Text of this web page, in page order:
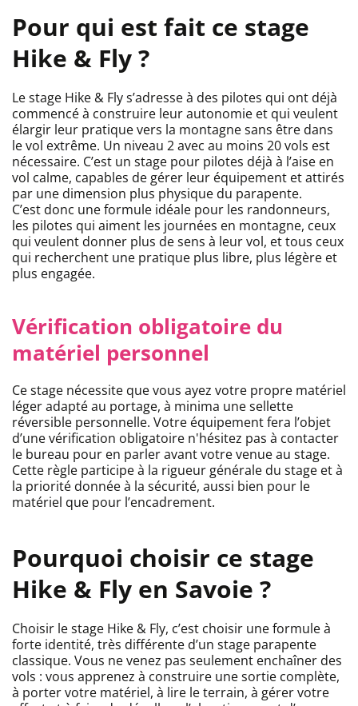
Pour qui est fait ce stage
Hike & Fly ?
Le stage Hike & Fly s’adresse à des pilotes qui ont déjà
commencé à construire leur autonomie et qui veulent
élargir leur pratique vers la montagne sans être dans
le vol extrême. Un niveau 2 avec au moins 20 vols est
nécessaire. C’est un stage pour pilotes déjà à l’aise en
vol calme, capables de gérer leur équipement et attirés
par une dimension plus physique du parapente.
C’est donc une formule idéale pour les randonneurs,
les pilotes qui aiment les journées en montagne, ceux
qui veulent donner plus de sens à leur vol, et tous ceux
qui recherchent une pratique plus libre, plus légère et
plus engagée.
Vérification obligatoire du
matériel personnel
Ce stage nécessite que vous ayez votre propre matériel
léger adapté au portage, à minima une sellette
réversible personnelle. Votre équipement fera l’objet
d’une vérification obligatoire n'hésitez pas à contacter
le bureau pour en parler avant votre venue au stage.
Cette règle participe à la rigueur générale du stage et à
la priorité donnée à la sécurité, aussi bien pour le
matériel que pour l’encadrement.
Pourquoi choisir ce stage
Hike & Fly en Savoie ?
Choisir le stage Hike & Fly, c’est choisir une formule à
forte identité, très différente d’un stage parapente
classique. Vous ne venez pas seulement enchaîner des
vols : vous apprenez à construire une sortie complète,
à porter votre matériel, à lire le terrain, à gérer votre